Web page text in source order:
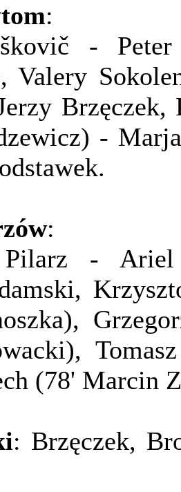
:
-
Valery
-
:
- Ariel
(78' Marcin
: Brzęczek,